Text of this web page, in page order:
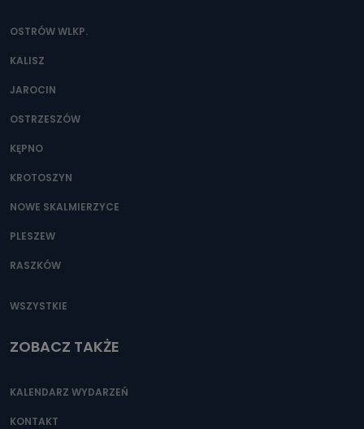
OSTRÓW WLKP.
KALISZ
JAROCIN
OSTRZESZÓW
KĘPNO
KROTOSZYN
NOWE SKALMIERZYCE
PLESZEW
RASZKÓW
WSZYSTKIE
ZOBACZ TAKŻE
KALENDARZ WYDARZEŃ
KONTAKT